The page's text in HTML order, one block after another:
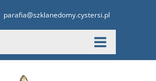
parafia@szklanedomy.cystersi.pl